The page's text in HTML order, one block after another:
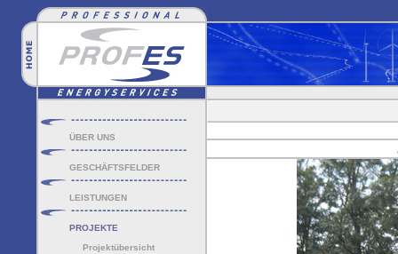
ÜBER UNS
GESCHÄFTSFELDER
LEISTUNGEN
PROJEKTE
Projektübersicht